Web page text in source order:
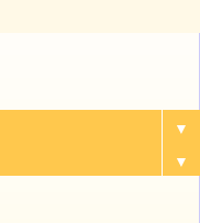
▼
▼